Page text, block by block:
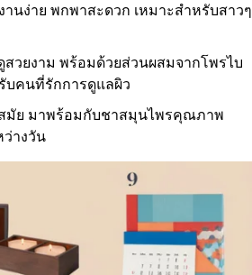
นง่าย พกพาสะดวก เหมาะสำหรับสาวๆ
วยงาม พร้อมด้วยส่วนผสมจากโพรไบ
บคนที่รักการดูแลผิว
ย มาพร้อมกับชาสมุนไพรคุณภาพ
างวัน